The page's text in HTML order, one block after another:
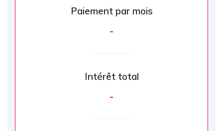
Paiement par mois
-
Intérêt total
-